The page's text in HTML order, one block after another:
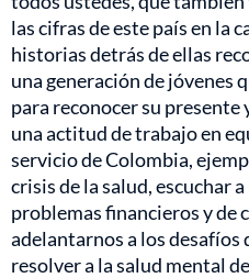
las cifras de este país en la
historias detrás de ellas
una generación de jóvenes
para reconocer su
una actitud de trabajo en
servicio de Colombia,
crisis de la salud, escuchar
problemas financieros y de
adelantarnos a los desafíos
resolver a la salud mental